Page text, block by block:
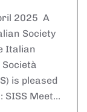
2025 A
Society
Italian
is pleased
SISS Meet…